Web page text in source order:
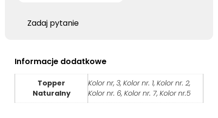
Zadaj pytanie
Informacje dodatkowe
Topper
Naturalny
Kolor nr, 3, Kolor nr. 1, Kolor nr. 2,
Kolor nr. 6, Kolor nr. 7, Kolor nr.5